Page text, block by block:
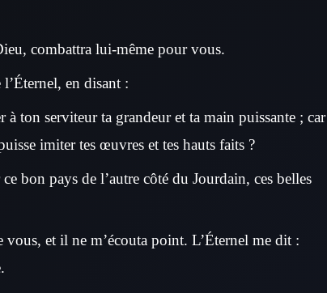
combattra lui-même pour vous.
en disant :
ton serviteur ta grandeur et ta main puissante ; car
imiter tes œuvres et tes hauts faits ?
bon pays de l’autre côté du Jourdain, ces belles
vous, et il ne m’écouta point. L’Éternel me dit :